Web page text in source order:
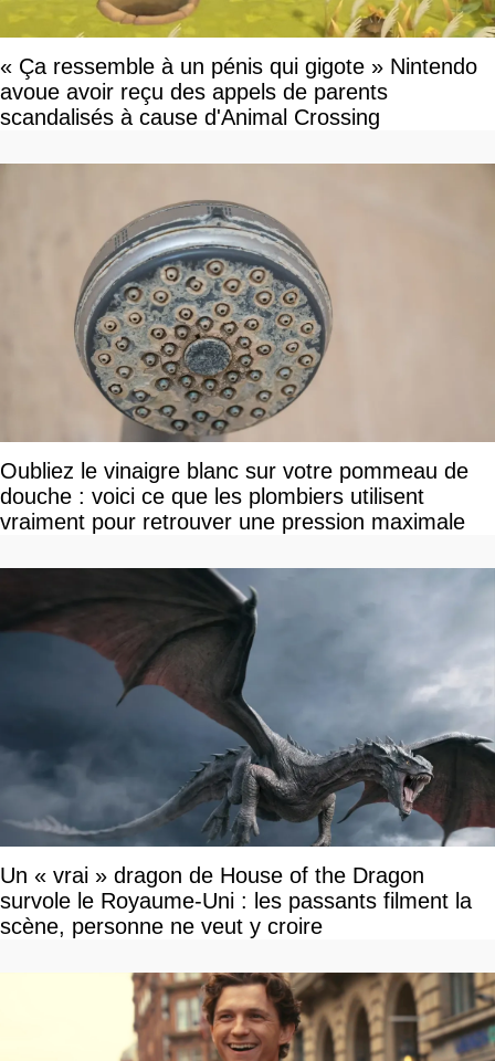
« Ça ressemble à un pénis qui gigote » Nintendo
avoue avoir reçu des appels de parents
scandalisés à cause d'Animal Crossing
Oubliez le vinaigre blanc sur votre pommeau de
douche : voici ce que les plombiers utilisent
vraiment pour retrouver une pression maximale
Un « vrai » dragon de House of the Dragon
survole le Royaume-Uni : les passants filment la
scène, personne ne veut y croire